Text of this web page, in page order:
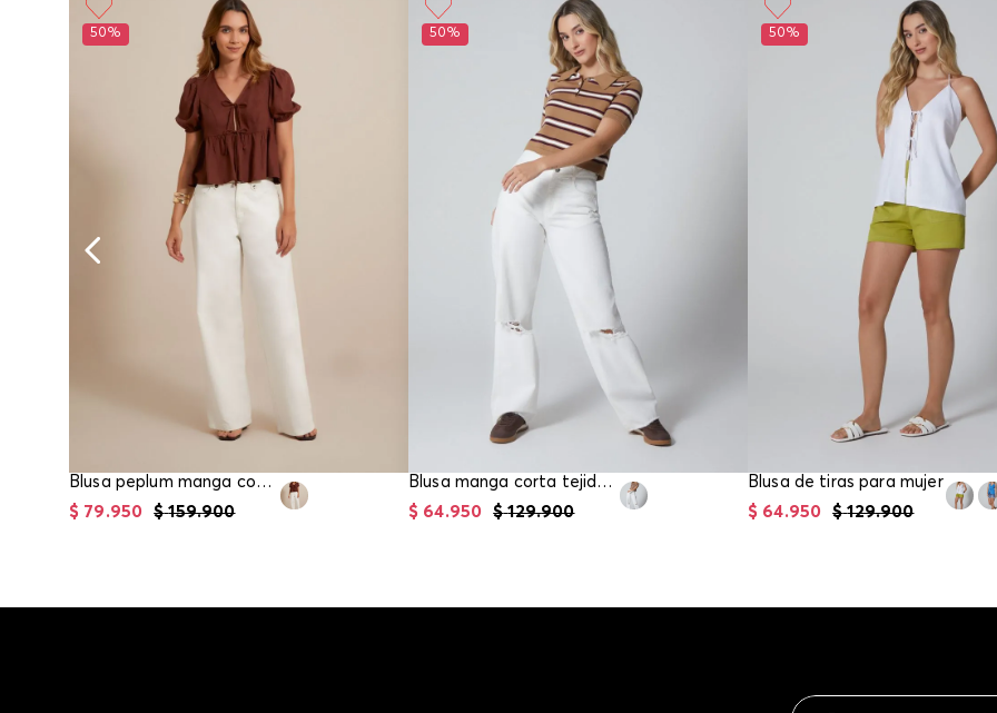
50%
Blusa peplum manga corta para mujer
$ 159.900
$ 79.950
50%
Blusa manga corta tejida para mujer
$ 129.900
$ 64.950
50%
Blusa de tiras para mujer
$ 129.900
$ 64.950